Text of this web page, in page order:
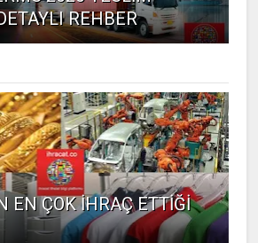
REHBER
EN ÇOK İHRAÇ ETTİĞİ